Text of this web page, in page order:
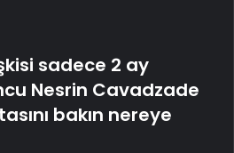
sadece 2 ay
Nesrin Cavadzade
bakın nereye